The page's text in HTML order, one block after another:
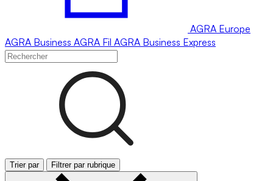
AGRA Europe
AGRA Business AGRA Fil AGRA Business Express
Trier par Filtrer par rubrique